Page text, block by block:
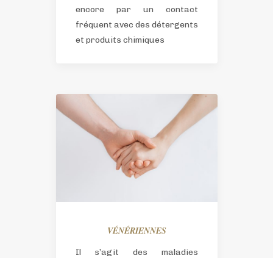
encore par un contact
fréquent avec des détergents
et produits chimiques
VÉNÉRIENNES
Il s’agit des maladies